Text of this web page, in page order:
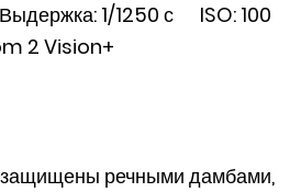
1/1250 с ISO: 100
2 Vision+
защищены речными дамбами,